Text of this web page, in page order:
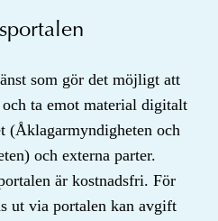
som gör det möjligt att
ta emot material digitalt
(Åklagarmyndigheten och
och externa parter.
är kostnadsfri. För
ut via portalen kan avgift